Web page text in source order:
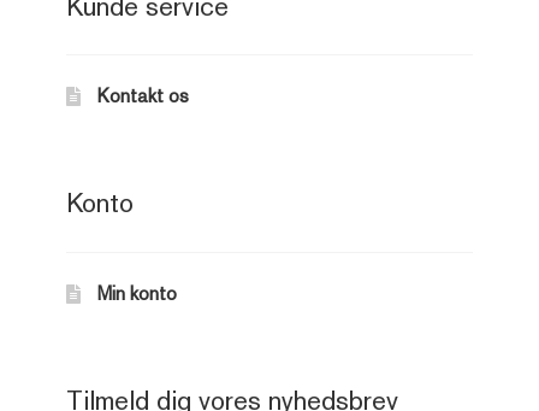
Kontakt os
Konto
Min konto
Tilmeld dig vores nyhedsbrev